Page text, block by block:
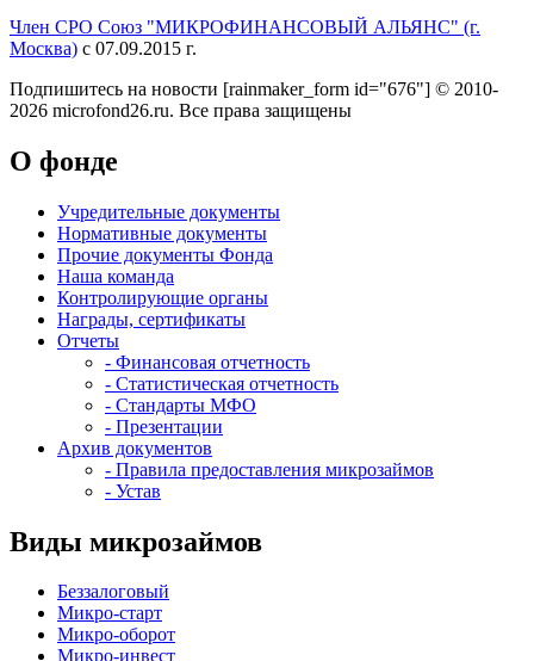
Член СРО Союз "МИКРОФИНАНСОВЫЙ АЛЬЯНС" (г.
Москва) с 07.09.2015 г.
Подпишитесь на новости [rainmaker_form id="676"] © 2010-
2026 microfond26.ru. Все права защищены
О фонде
Учредительные документы
Нормативные документы
Прочие документы Фонда
Наша команда
Контролирующие органы
Награды, сертификаты
Отчеты
- Финансовая отчетность
- Статистическая отчетность
- Стандарты МФО
- Презентации
Архив документов
- Правила предоставления микрозаймов
- Устав
Виды микрозаймов
Беззалоговый
Микро-старт
Микро-оборот
Микро-инвест